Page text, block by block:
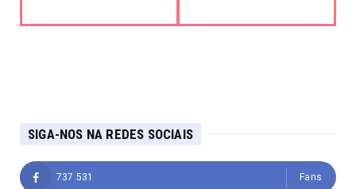
SIGA-NOS NA REDES SOCIAIS
737.531 Fans